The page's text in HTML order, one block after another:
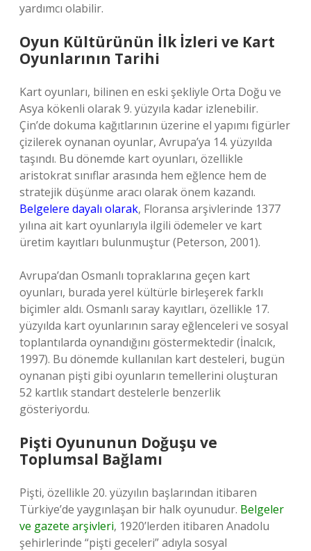
yardımcı olabilir.
Oyun Kültürünün İlk İzleri ve Kart
Oyunlarının Tarihi
Kart oyunları, bilinen en eski şekliyle Orta Doğu ve
Asya kökenli olarak 9. yüzyıla kadar izlenebilir.
Çin’de dokuma kağıtlarının üzerine el yapımı figürler
çizilerek oynanan oyunlar, Avrupa’ya 14. yüzyılda
taşındı. Bu dönemde kart oyunları, özellikle
aristokrat sınıflar arasında hem eğlence hem de
stratejik düşünme aracı olarak önem kazandı.
Belgelere dayalı olarak, Floransa arşivlerinde 1377
yılına ait kart oyunlarıyla ilgili ödemeler ve kart
üretim kayıtları bulunmuştur (Peterson, 2001).
Avrupa’dan Osmanlı topraklarına geçen kart
oyunları, burada yerel kültürle birleşerek farklı
biçimler aldı. Osmanlı saray kayıtları, özellikle 17.
yüzyılda kart oyunlarının saray eğlenceleri ve sosyal
toplantılarda oynandığını göstermektedir (İnalcık,
1997). Bu dönemde kullanılan kart desteleri, bugün
oynanan pişti gibi oyunların temellerini oluşturan
52 kartlık standart destelerle benzerlik
gösteriyordu.
Pişti Oyununun Doğuşu ve
Toplumsal Bağlamı
Pişti, özellikle 20. yüzyılın başlarından itibaren
Türkiye’de yaygınlaşan bir halk oyunudur. Belgeler
ve gazete arşivleri, 1920’lerden itibaren Anadolu
şehirlerinde “pişti geceleri” adıyla sosyal